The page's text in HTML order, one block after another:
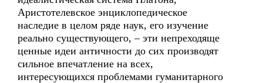
Аристотелевское энциклопедическое
наследие в целом ряде наук, его изучение
реально существующего, – эти непреходяще
ценные идеи античности до сих производят
сильное впечатление на всех,
интересующихся проблемами гуманитарного